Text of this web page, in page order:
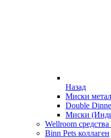
Назад
Миски
Double
Миски
Wellroom
Binn Pets коллаген